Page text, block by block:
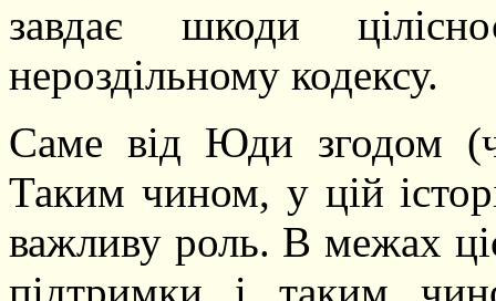
завдає шкоди
нероздільному кодексу.
Саме від Юди згодом
Таким чином, у цій
важливу роль. В межах